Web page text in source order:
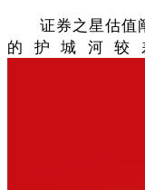
证券之星估值阐
的护城河较